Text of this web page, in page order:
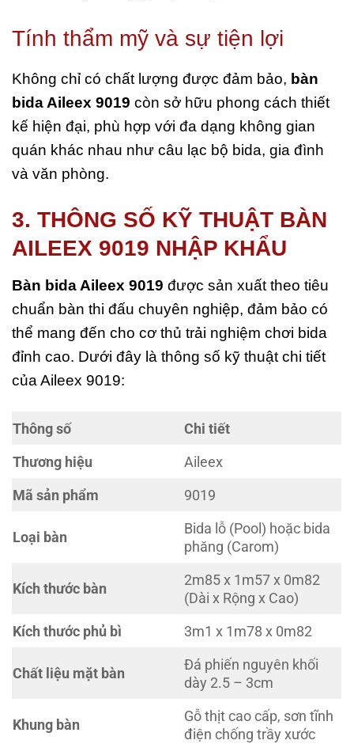
Tính thẩm mỹ và sự tiện lợi
Không chỉ có chất lượng được đảm bảo, bàn
bida Aileex 9019 còn sở hữu phong cách thiết
kế hiện đại, phù hợp với đa dạng không gian
quán khác nhau như câu lạc bộ bida, gia đình
và văn phòng.
3. THÔNG SỐ KỸ THUẬT BÀN
AILEEX 9019 NHẬP KHẨU
Bàn bida Aileex 9019 được sản xuất theo tiêu
chuẩn bàn thi đấu chuyên nghiệp, đảm bảo có
thể mang đến cho cơ thủ trải nghiệm chơi bida
đỉnh cao. Dưới đây là thông số kỹ thuật chi tiết
của Aileex 9019:
Thông số
Chi tiết
Thương hiệu
Aileex
Mã sản phẩm
9019
Loại bàn
Bida lỗ (Pool) hoặc bida
phăng (Carom)
Kích thước bàn
2m85 x 1m57 x 0m82
(Dài x Rộng x Cao)
Kích thước phủ bì
3m1 x 1m78 x 0m82
Chất liệu mặt bàn
Đá phiến nguyên khối
dày 2.5 – 3cm
Khung bàn
Gỗ thịt cao cấp, sơn tĩnh
điện chống trầy xước